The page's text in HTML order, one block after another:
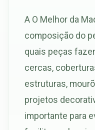
A O Melhor da
composição do
quais peças
cercas,
estruturas,
projetos
importante para